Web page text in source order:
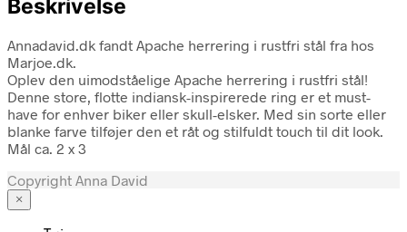
Beskrivelse
Annadavid.dk fandt Apache herrering i rustfri stål fra hos
Marjoe.dk.
Oplev den uimodståelige Apache herrering i rustfri stål!
Denne store, flotte indiansk-inspirerede ring er et must-
have for enhver biker eller skull-elsker. Med sin sorte eller
blanke farve tilføjer den et råt og stilfuldt touch til dit look.
Mål ca. 2 x 3
Copyright Anna David
×